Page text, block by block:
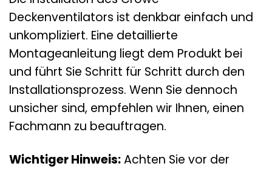
Deckenventilators ist denkbar einfach und
unkompliziert. Eine detaillierte
Montageanleitung liegt dem Produkt bei
und führt Sie Schritt für Schritt durch den
Installationsprozess. Wenn Sie dennoch
unsicher sind, empfehlen wir Ihnen, einen
Fachmann zu beauftragen.
Wichtiger Hinweis:Achten Sie vor der